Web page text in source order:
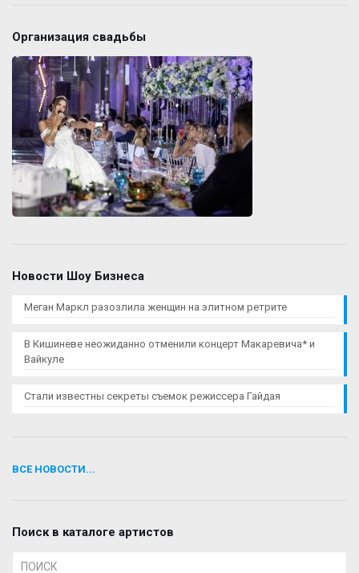
Организация свадьбы
Новости Шоу Бизнеса
Меган Маркл разозлила женщин на элитном ретрите
В Кишиневе неожиданно отменили концерт Макаревича* и
Вайкуле
Стали известны секреты съемок режиссера Гайдая
ВСЕ НОВОСТИ...
Поиск в каталоге артистов